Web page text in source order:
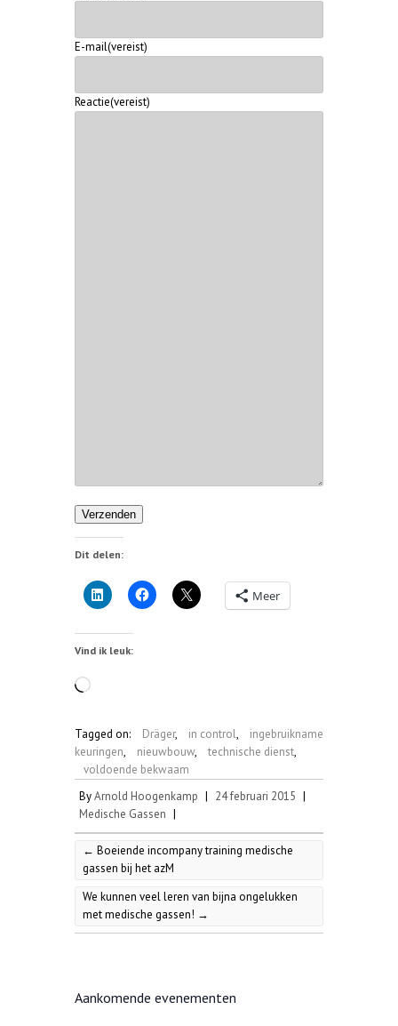
E-mail(vereist)
Reactie(vereist)
Verzenden
Dit delen:
Meer
Vind ik leuk:
Aan
Tagged on:
Dräger, in control,
ingebruikname
keuringen, nieuwbouw, technische dienst,
voldoende bekwaam
ByArnold Hoogenkamp | 24 februari 2015 |
Medische Gassen |
← Boeiende incompany training medische
gassen bij het azM
We kunnen veel leren van bijna ongelukken
met medische gassen! →
Aankomende evenementen